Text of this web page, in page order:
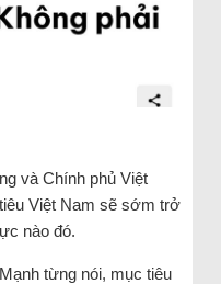
và Chính phủ Việt
Việt Nam sẽ sớm trở
nào đó.
từng nói, mục tiêu